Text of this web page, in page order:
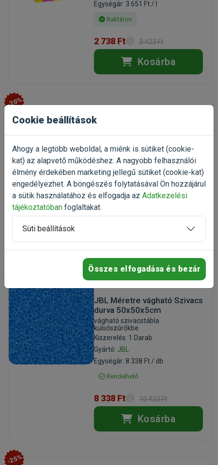
Egységár: 3 651 Ft / l
Raktáron
2 738 Ft 3 423 Ft
Kosárba
-20%
JBL PRONovo Bel Grano S
Sinking 250ml CLICK
granulát, szemcsés díszhaltáp
Kiszerelés: 250ml / Doboz
Egységár: 14 044 Ft / l
Raktáron
3 511 Ft 4 389 Ft
JBL Méretre vágható Szivacs
durva 50x50x5cm
vágható szivacstábla
külsőszűrőkbe
Kiszerelés: 1 Darab
Gyártó: JBL
Egységár: 8 338 Ft / db
Rendelhető
8 338 Ft 10 423 Ft
Kosárba
-25%
Cookie beállítások
Ahogy a legtöbb weboldal, a miénk is sütiket (cookie-
kat) az alapvető működéshez. A nagyobb felhasználói
élmény érdekében marketing jellegű sütiket (cookie-kat)
engedélyezhet. A böngészés folytatásával Ön hozzájárul
a sütik használatához és elfogadja az Adatkezelési
tájékoztatóban foglaltakat.
Süti beállítások
Összes elfogadása és bezár